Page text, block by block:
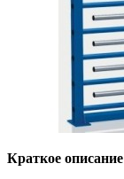
Краткое описание